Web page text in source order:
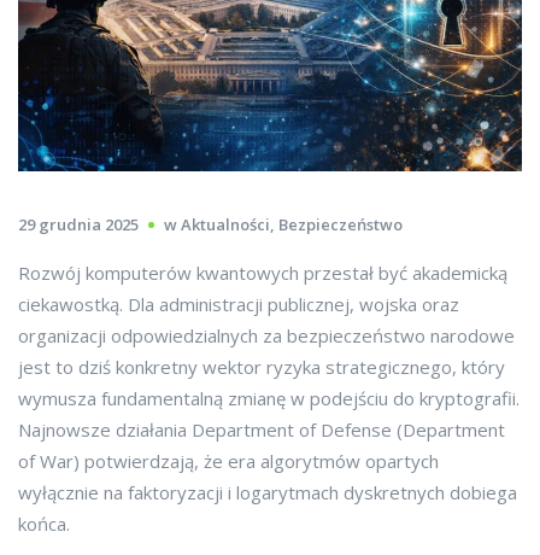
29 grudnia 2025 wAktualności Bezpieczeństwo
Rozwój komputerów kwantowych przestał być akademicką
ciekawostką. Dla administracji publicznej, wojska oraz
organizacji odpowiedzialnych za bezpieczeństwo narodowe
jest to dziś konkretny wektor ryzyka strategicznego, który
wymusza fundamentalną zmianę w podejściu do kryptografii.
Najnowsze działania Department of Defense (Department
of War) potwierdzają, że era algorytmów opartych
wyłącznie na faktoryzacji i logarytmach dyskretnych dobiega
końca.